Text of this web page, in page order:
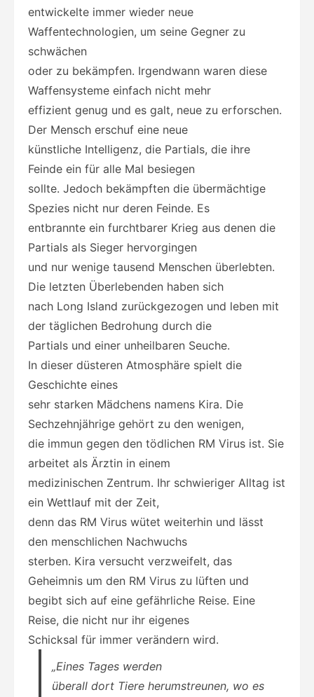
entwickelte immer wieder neue
Waffentechnologien, um seine Gegner zu
schwächen
oder zu bekämpfen. Irgendwann waren diese
Waffensysteme einfach nicht mehr
effizient genug und es galt, neue zu erforschen.
Der Mensch erschuf eine neue
künstliche Intelligenz, die Partials, die ihre
Feinde ein für alle Mal besiegen
sollte. Jedoch bekämpften die übermächtige
Spezies nicht nur deren Feinde. Es
entbrannte ein furchtbarer Krieg aus denen die
Partials als Sieger hervorgingen
und nur wenige tausend Menschen überlebten.
Die letzten Überlebenden haben sich
nach Long Island zurückgezogen und leben mit
der täglichen Bedrohung durch die
Partials und einer unheilbaren Seuche.
In dieser düsteren Atmosphäre spielt die
Geschichte eines
sehr starken Mädchens namens Kira. Die
Sechzehnjährige gehört zu den wenigen,
die immun gegen den tödlichen RM Virus ist. Sie
arbeitet als Ärztin in einem
medizinischen Zentrum. Ihr schwieriger Alltag ist
ein Wettlauf mit der Zeit,
denn das RM Virus wütet weiterhin und lässt
den menschlichen Nachwuchs
sterben. Kira versucht verzweifelt, das
Geheimnis um den RM Virus zu lüften und
begibt sich auf eine gefährliche Reise. Eine
Reise, die nicht nur ihr eigenes
Schicksal für immer verändern wird.
„Eines Tages werden
überall dort Tiere herumstreunen, wo es